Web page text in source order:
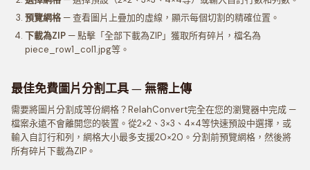
預覽網格 — 查看圖片上疊加的虛線，顯示每個切割的精確位置。
下載為ZIP — 點擊「全部下載為ZIP」獲取所有碎片，檔名為
piece_row1_col1.jpg等。
最佳免費圖片分割工具 — 無需上傳
需要將圖片分割成等份網格？RelahConvert完全在您的瀏覽器中完成 —
檔案永遠不會離開您的裝置。從2×2、3×3、4×4等快速預設中選擇，或
輸入自訂行和列，網格大小最多支援20×20。分割前預覽網格，然後將
所有碎片下載為ZIP。